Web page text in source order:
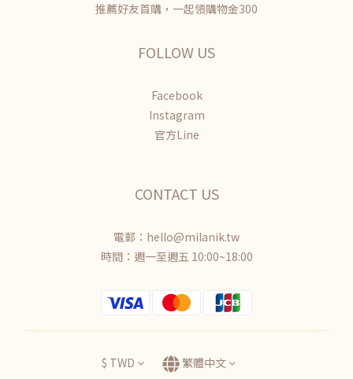
推薦好友首購，一起領購物金300
FOLLOW US
Facebook
Instagram
官方Line
CONTACT US
電郵：hello@milanik.tw
時間：週一至週五 10:00~18:00
$ TWD 繁體中文